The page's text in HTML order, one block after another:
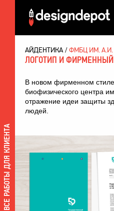
ВСЕ РАБОТЫ ДЛЯ КЛИЕНТА
АЙДЕНТИКА ФМБЦ ИМ.
ЛОГОТИП И
В новом фирменном
биофизического центра
отражение идеи защиты
людей.